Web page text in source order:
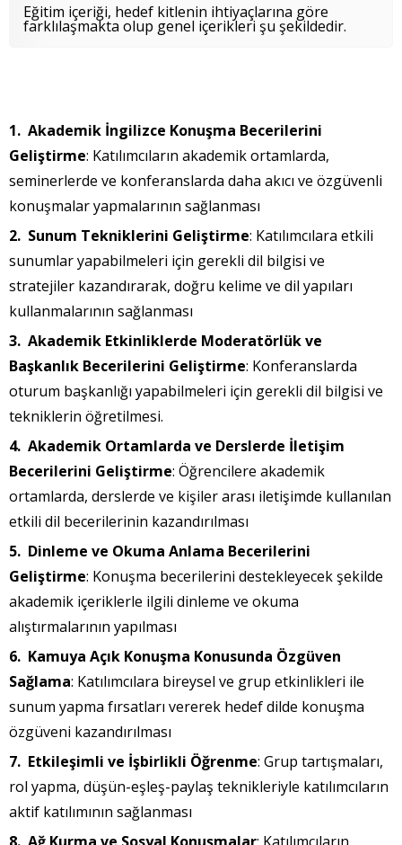
Eğitim içeriği, hedef kitlenin ihtiyaçlarına göre
farklılaşmakta olup genel içerikleri şu şekildedir.
Akademik İngilizce Konuşma Becerilerini
Geliştirme: Katılımcıların akademik ortamlarda,
seminerlerde ve konferanslarda daha akıcı ve özgüvenli
konuşmalar yapmalarının sağlanması
Sunum Tekniklerini Geliştirme: Katılımcılara etkili
sunumlar yapabilmeleri için gerekli dil bilgisi ve
stratejiler kazandırarak, doğru kelime ve dil yapıları
kullanmalarının sağlanması
Akademik Etkinliklerde Moderatörlük ve
Başkanlık Becerilerini Geliştirme: Konferanslarda
oturum başkanlığı yapabilmeleri için gerekli dil bilgisi ve
tekniklerin öğretilmesi.
Akademik Ortamlarda ve Derslerde İletişim
Becerilerini Geliştirme: Öğrencilere akademik
ortamlarda, derslerde ve kişiler arası iletişimde kullanılan
etkili dil becerilerinin kazandırılması
Dinleme ve Okuma Anlama Becerilerini
Geliştirme: Konuşma becerilerini destekleyecek şekilde
akademik içeriklerle ilgili dinleme ve okuma
alıştırmalarının yapılması
Kamuya Açık Konuşma Konusunda Özgüven
Sağlama: Katılımcılara bireysel ve grup etkinlikleri ile
sunum yapma fırsatları vererek hedef dilde konuşma
özgüveni kazandırılması
Etkileşimli ve İşbirlikli Öğrenme: Grup tartışmaları,
rol yapma, düşün-eşleş-paylaş teknikleriyle katılımcıların
aktif katılımının sağlanması